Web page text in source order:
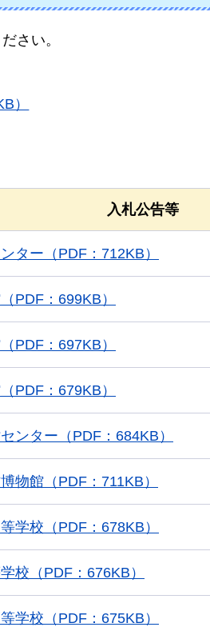
さい。
）
入札公告等
ター（PDF：712KB）
PDF：699KB）
PDF：697KB）
PDF：679KB）
ンター（PDF：684KB）
物館（PDF：711KB）
学校（PDF：678KB）
校（PDF：676KB）
学校（PDF：675KB）